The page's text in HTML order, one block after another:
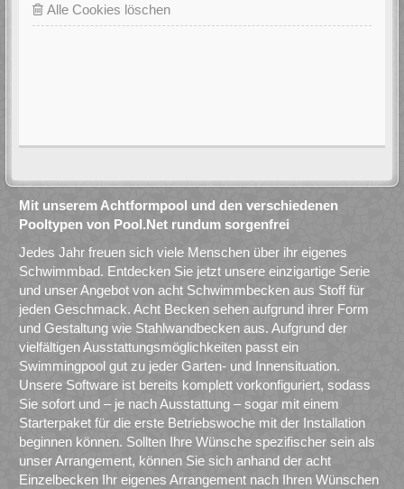
Alle Cookies löschen
Mit unserem Achtformpool und den verschiedenen
Pooltypen von Pool.Net rundum sorgenfrei
Jedes Jahr freuen sich viele Menschen über ihr eigenes
Schwimmbad. Entdecken Sie jetzt unsere einzigartige Serie
und unser Angebot von acht Schwimmbecken aus Stoff für
jeden Geschmack. Acht Becken sehen aufgrund ihrer Form
und Gestaltung wie Stahlwandbecken aus. Aufgrund der
vielfältigen Ausstattungsmöglichkeiten passt ein
Swimmingpool gut zu jeder Garten- und Innensituation.
Unsere Software ist bereits komplett vorkonfiguriert, sodass
Sie sofort und – je nach Ausstattung – sogar mit einem
Starterpaket für die erste Betriebswoche mit der Installation
beginnen können. Sollten Ihre Wünsche spezifischer sein als
unser Arrangement, können Sie sich anhand der acht
Einzelbecken Ihr eigenes Arrangement nach Ihren Wünschen